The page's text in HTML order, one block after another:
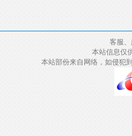
客服
本站信息仅
本站部份来自网络，如侵犯